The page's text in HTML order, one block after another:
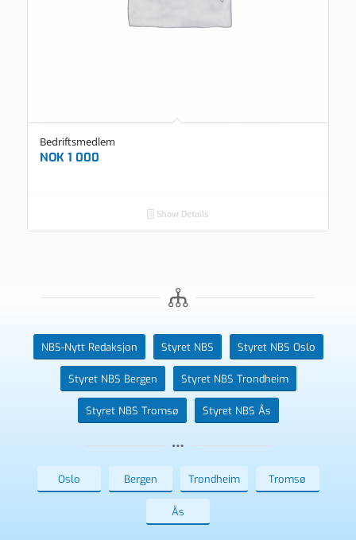
Bedriftsmedlem
NOK1 000
Show Details
NBS-Nytt Redaksjon Styret NBS Styret NBS Oslo
Styret NBS Bergen Styret NBS Trondheim
Styret NBS Tromsø Styret NBS Ås
Oslo Bergen Trondheim Tromsø
Ås